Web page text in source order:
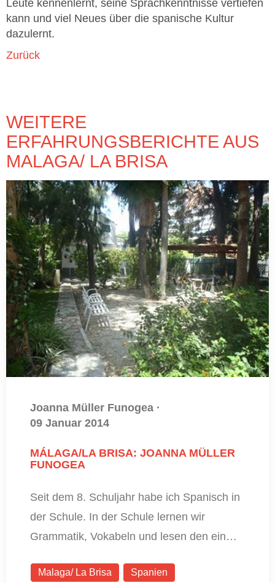
Leute kennenlernt, seine Sprachkenntnisse vertiefen
kann und viel Neues über die spanische Kultur
dazulernt.
Zurück
WEITERE
ERFAHRUNGSBERICHTE AUS
MALAGA/ LA BRISA
Joanna Müller Funogea ·
09 Januar 2014
MÁLAGA/LA BRISA: JOANNA MÜLLER
FUNOGEA
Seit dem 8. Schuljahr habe ich Spanisch in
der Schule. In der Schule lernen wir
Grammatik, Vokabeln und lesen den ein…
Malaga/ La Brisa Spanien